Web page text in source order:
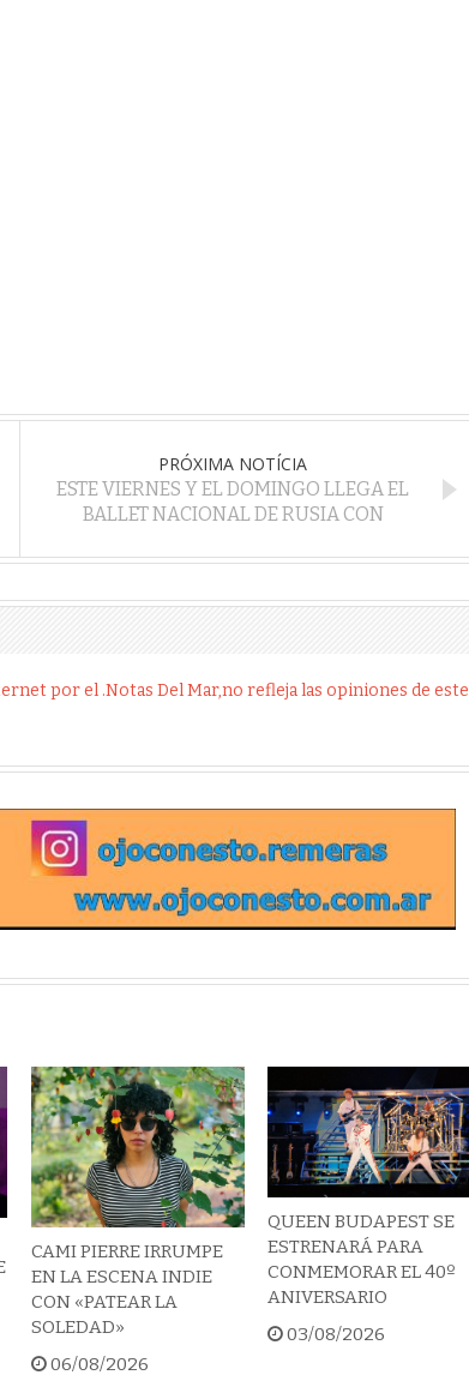
PRÓXIMA NOTÍCIA
ESTE VIERNES Y EL DOMINGO LLEGA EL
BALLET NACIONAL DE RUSIA CON
por el .Notas Del Mar,no refleja las opiniones de este
CAMI PIERRE IRRUMPE
EN LA ESCENA INDIE
CON «PATEAR LA
SOLEDAD»
06/08/2026
QUEEN BUDAPEST SE
ESTRENARÁ PARA
CONMEMORAR EL 40º
ANIVERSARIO
03/08/2026